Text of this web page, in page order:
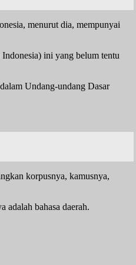
menurut dia, mempunyai
Indonesia) ini yang belum tentu
Undang-undang Dasar
korpusnya, kamusnya,
adalah bahasa daerah.